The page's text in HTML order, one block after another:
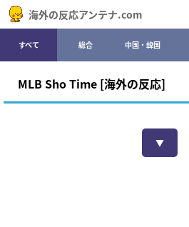
海外の反応アンテナ.com
すべて 総合 中国・韓国
MLB Sho Time [海外の反応]
▼